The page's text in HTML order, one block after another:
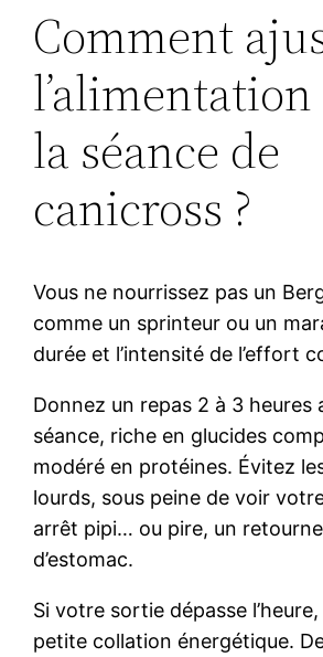
Comment
la séance de
canicross ?
Vous ne nourrissez pas un
comme un sprinteur ou un
durée et l’intensité de l’effort
Donnez un repas 2 à 3 heures
séance, riche en glucides
modéré en protéines. Évitez
lourds, sous peine de voir
arrêt pipi… ou pire, un
d’estomac.
Si votre sortie dépasse
petite collation énergétique.